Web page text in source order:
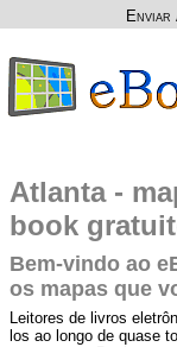
Enviar
Atlanta -
book
Bem-vindo ao
os mapas que
Leitores de livros
los ao longo de quase